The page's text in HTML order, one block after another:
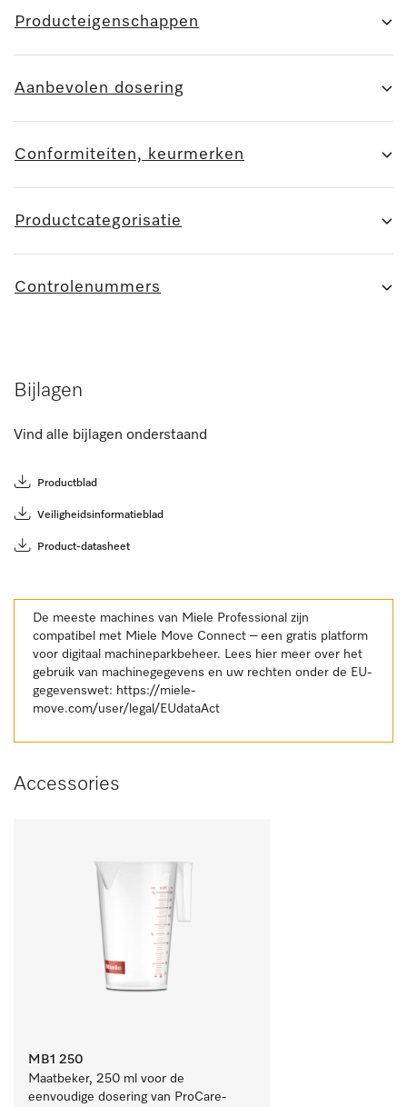
Producteigenschappen
Aanbevolen dosering
Conformiteiten, keurmerken
Productcategorisatie
Controlenummers
Bijlagen
Vind alle bijlagen onderstaand
Productblad
Veiligheidsinformatieblad
Product-datasheet
De meeste machines van Miele Professional zijn
compatibel met Miele Move Connect – een gratis platform
voor digitaal machineparkbeheer. Lees hier meer over het
gebruik van machinegegevens en uw rechten onder de EU-
gegevenswet: https://miele-
move.com/user/legal/EUdataAct
Accessories
MB1 250
Maatbeker, 250 ml voor de
eenvoudige dosering van ProCare-